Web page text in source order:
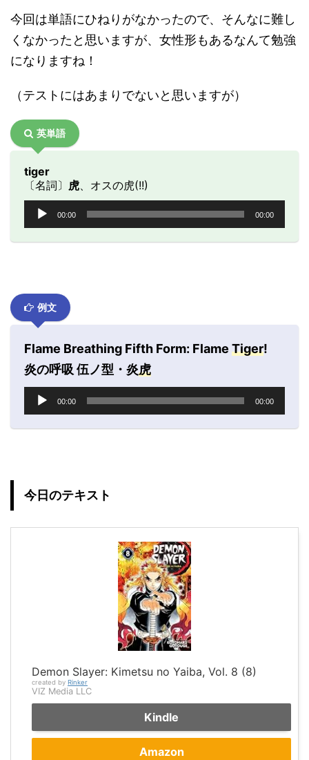
今回は単語にひねりがなかったので、そんなに難し
くなかったと思いますが、女性形もあるなんて勉強
になりますね！
（テストにはあまりでないと思いますが）
英単語
tiger
〔名詞〕 虎 、オスの虎(!!)
ー
00:00 00:00
例文
Flame Breathing Fifth Form: Flame Tiger!
炎の呼吸 伍ノ型・炎虎
00:00 00:00
今日のテキスト
Demon Slayer: Kimetsu no Yaiba, Vol. 8 (8)
created by Rinker
VIZ Media LLC
Kindle
Amazon